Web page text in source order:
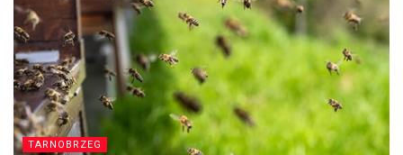
TARNOBRZEG